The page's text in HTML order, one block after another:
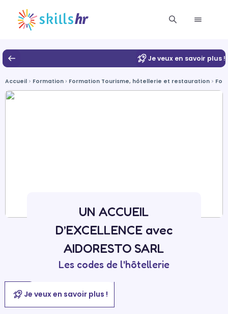
Je veux en savoir plus !
Accueil Formation Formation Tourisme, hôtellerie et restauration
UN ACCUEIL
D’EXCELLENCE avec
AIDORESTO SARL
Les codes de l'hôtellerie
Je veux en savoir plus !